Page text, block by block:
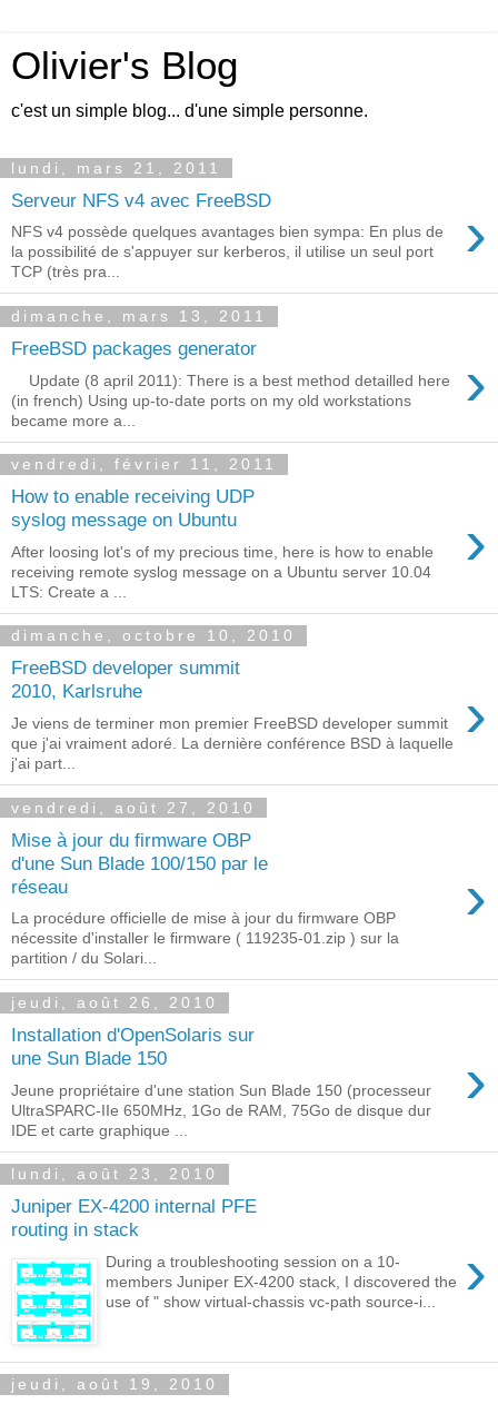
Olivier's Blog
c'est un simple blog... d'une simple personne.
lundi, mars 21, 2011
Serveur NFS v4 avec FreeBSD ›
NFS v4 possède quelques avantages bien sympa: En plus de
la possibilité de s'appuyer sur kerberos, il utilise un seul port
TCP (très pra...
dimanche, mars 13, 2011
FreeBSD packages generator ›
Update (8 april 2011): There is a best method detailled here
(in french) Using up-to-date ports on my old workstations
became more a...
vendredi, février 11, 2011
How to enable receiving UDP
syslog message on Ubuntu
›
After loosing lot's of my precious time, here is how to enable
receiving remote syslog message on a Ubuntu server 10.04
LTS: Create a ...
dimanche, octobre 10, 2010
FreeBSD developer summit
2010, Karlsruhe
›
Je viens de terminer mon premier FreeBSD developer summit
que j'ai vraiment adoré. La dernière conférence BSD à laquelle
j'ai part...
vendredi, août 27, 2010
Mise à jour du firmware OBP
d'une Sun Blade 100/150 par le
réseau
›
La procédure officielle de mise à jour du firmware OBP
nécessite d'installer le firmware ( 119235-01.zip ) sur la
partition / du Solari...
jeudi, août 26, 2010
Installation d'OpenSolaris sur
une Sun Blade 150
›
Jeune propriétaire d'une station Sun Blade 150 (processeur
UltraSPARC-IIe 650MHz, 1Go de RAM, 75Go de disque dur
IDE et carte graphique ...
lundi, août 23, 2010
Juniper EX-4200 internal PFE
routing in stack
›
During a troubleshooting session on a 10-
members Juniper EX-4200 stack, I discovered the
use of " show virtual-chassis vc-path source-i...
jeudi, août 19, 2010